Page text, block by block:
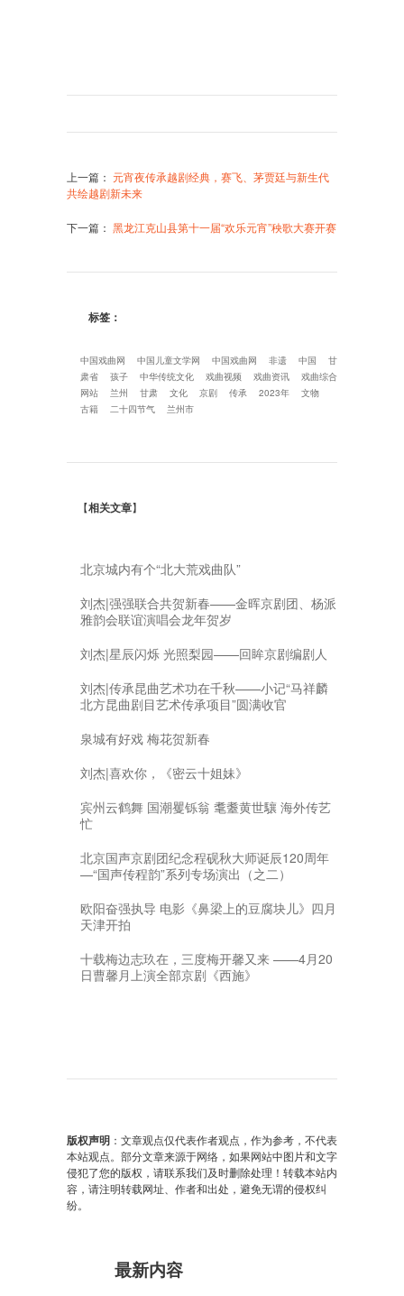
上一篇 ： 元宵夜传承越剧经典，赛飞、茅贾廷与新生代
共绘越剧新未来
下一篇 ： 黑龙江克山县第十一届“欢乐元宵”秧歌大赛开赛
标签：
中国戏曲网 中国儿童文学网 中国戏曲网 非遗 中国
甘
肃省
孩子 中华传统文化 戏曲视频 戏曲资讯
戏曲综合
网站
兰州 甘肃 文化 京剧 传承 2023年
文物
古籍
二十四节气 兰州市
【相关文章】
北京城内有个“北大荒戏曲队”
刘杰|强强联合共贺新春——金晖京剧团、杨派
雅韵会联谊演唱会龙年贺岁
刘杰|星辰闪烁 光照梨园——回眸京剧编剧人
刘杰|传承昆曲艺术功在千秋——小记“马祥麟
北方昆曲剧目艺术传承项目”圆满收官
泉城有好戏 梅花贺新春
刘杰|喜欢你，《密云十姐妹》
宾州云鹤舞 国潮矍铄翁 耄耋黄世驤 海外传艺
忙
北京国声京剧团纪念程砚秋大师诞辰120周年
—“国声传程韵”系列专场演出（之二）
欧阳奋强执导 电影《鼻梁上的豆腐块儿》四月
天津开拍
十载梅边志玖在，三度梅开馨又来 ——4月20
日曹馨月上演全部京剧《西施》
版权声明 ：文章观点仅代表作者观点，作为参考，不代表
本站观点。部分文章来源于网络，如果网站中图片和文字
侵犯了您的版权，请联系我们及时删除处理！转载本站内
容，请注明转载网址、作者和出处，避免无谓的侵权纠
纷。
最新内容